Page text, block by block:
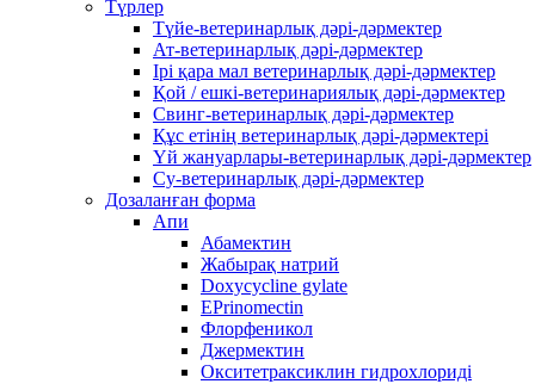
Түрлер
Түйе-ветеринарлық дәрі-дәрмектер
Ат-ветеринарлық дәрі-дәрмектер
Ірі қара мал ветеринарлық дәрі-дәрмектер
Қой / ешкі-ветеринариялық дәрі-дәрмектер
Свинг-ветеринарлық дәрі-дәрмектер
Құс етінің ветеринарлық дәрі-дәрмектері
Үй жануарлары-ветеринарлық дәрі-дәрмектер
Су-ветеринарлық дәрі-дәрмектер
Дозаланған форма
Апи
Абамектин
Жабырақ натрий
Doxycycline gylate
EPrinomectin
Флорфеникол
Джермектин
Окситетраксиклин гидрохлориді